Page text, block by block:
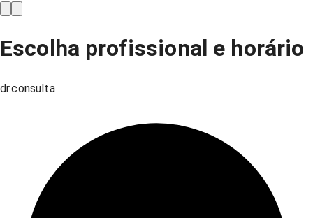
Escolha profissional e horário
dr.consulta